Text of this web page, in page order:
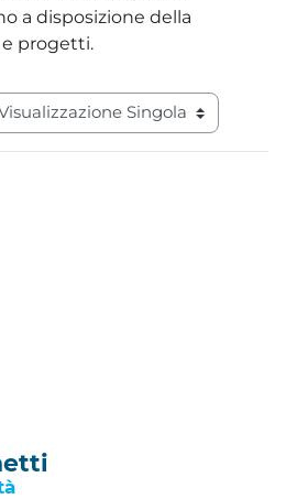
a disposizione della
progetti.
terziaria modalità